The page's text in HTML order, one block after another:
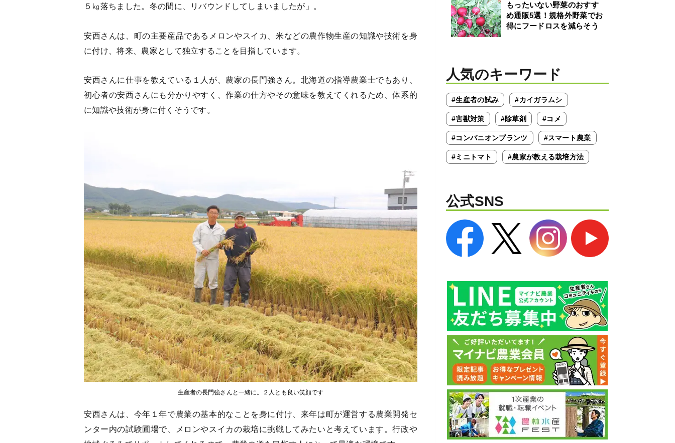
５㎏落ちました。冬の間に、リバウンドしてしまいましたが」。
安西さんは、町の主要産品であるメロンやスイカ、米などの農作物生産の知識や技術を身
に付け、将来、農家として独立することを目指しています。
安西さんに仕事を教えている１人が、農家の長門強さん。北海道の指導農業士でもあり、
初心者の安西さんにも分かりやすく、作業の仕方やその意味を教えてくれるため、体系的
に知識や技術が身に付くそうです。
生産者の長門強さんと一緒に。２人とも良い笑顔です
安西さんは、今年１年で農業の基本的なことを身に付け、来年は町が運営する農業開発セ
ンター内の試験圃場で、メロンやスイカの栽培に挑戦してみたいと考えています。行政や
もったいない野菜のおすす
め通販5選！規格外野菜でお
得にフードロスを減らそう
人気のキーワード
#生産者の試み #カイガラムシ
#害獣対策 #除草剤 #コメ
#コンパニオンプランツ #スマート農業
#ミニトマト #農家が教える栽培方法
公式SNS